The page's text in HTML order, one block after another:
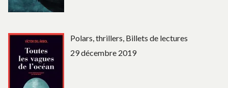
Polars, thrillers, Billets de lectures
29 décembre 2019